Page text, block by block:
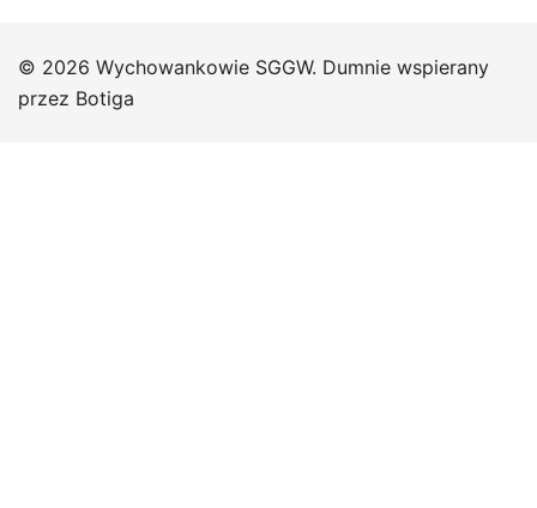
© 2026 Wychowankowie SGGW. Dumnie wspierany
przez Botiga